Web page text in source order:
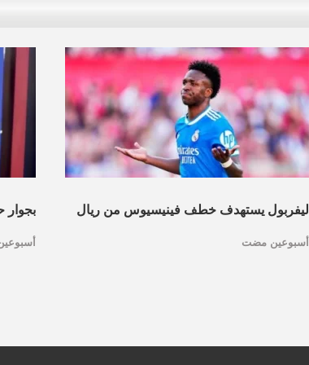
ليفربول يستهدف خطف فينيسيوس من ريال
أسبوعين مضت
بجوار